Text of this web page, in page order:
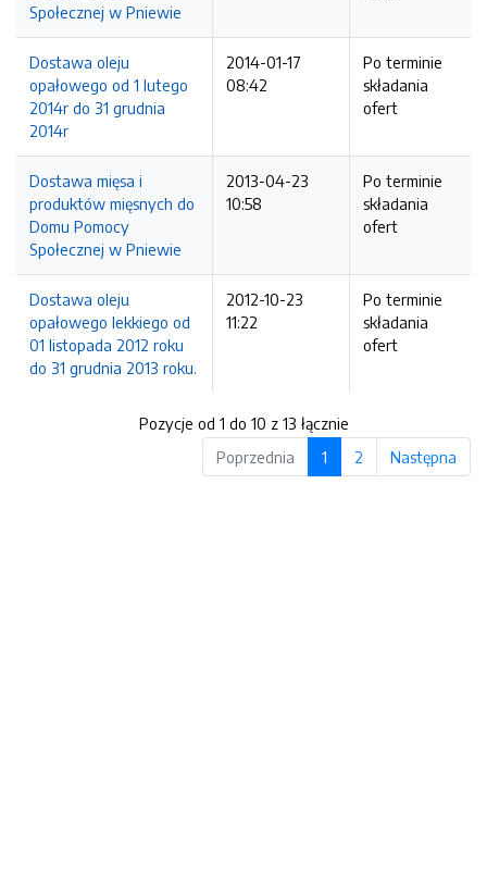
Społecznej w Pniewie
Dostawa oleju
opałowego od 1 lutego
2014r do 31 grudnia
2014r
2014-01-17
08:42
Po terminie
składania
ofert
Dostawa mięsa i
produktów mięsnych do
Domu Pomocy
Społecznej w Pniewie
2013-04-23
10:58
Po terminie
składania
ofert
Dostawa oleju
opałowego lekkiego od
01 listopada 2012 roku
do 31 grudnia 2013 roku.
2012-10-23
11:22
Po terminie
składania
ofert
Pozycje od 1 do 10 z 13 łącznie
Poprzednia
1 2 Następna